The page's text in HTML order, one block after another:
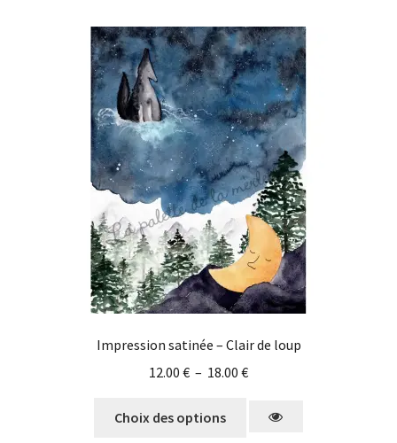
Impression satinée – Clair de loup
12.00 € – 18.00 €
Choix des options